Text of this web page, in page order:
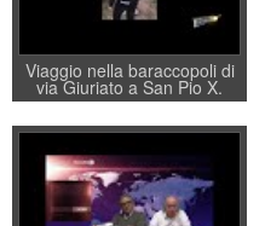
Viaggio nella baraccopoli di
via Giuriato a San Pio X.
Vicenza ai Vicentini: “faremo
un regalo di Natale ai
residenti”